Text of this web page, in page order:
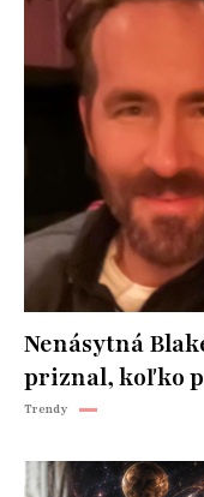
Nenásytná
priznal, koľko
Trendy